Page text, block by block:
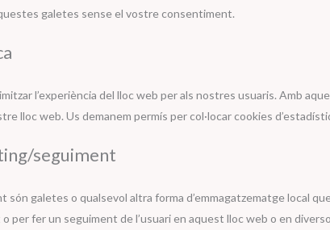
galetes sense el vostre consentiment.
l’experiència del lloc web per als nostres usuaris. Amb
lloc web. Us demanem permís per col·locar cookies
seguiment
galetes o qualsevol altra forma d’emmagatzematge local
per fer un seguiment de l’usuari en aquest lloc web o en